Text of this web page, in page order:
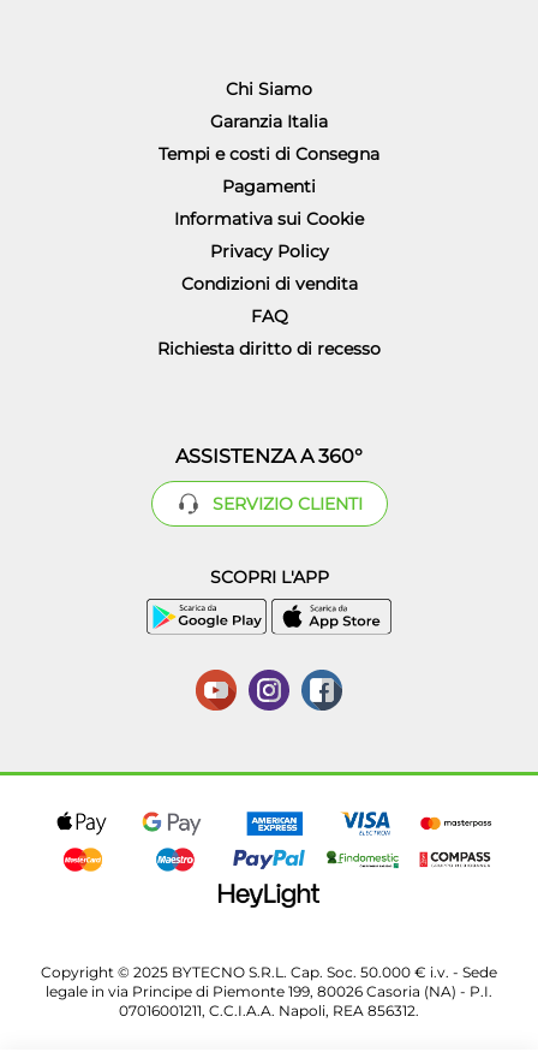
Chi Siamo
Garanzia Italia
Tempi e costi di Consegna
Pagamenti
Informativa sui Cookie
Privacy Policy
Condizioni di vendita
FAQ
Richiesta diritto di recesso
ASSISTENZA A 360°
SERVIZIO CLIENTI
SCOPRI L'APP
Copyright © 2025 BYTECNO S.R.L. Cap. Soc. 50.000 € i.v. - Sede
legale in via Principe di Piemonte 199, 80026 Casoria (NA) - P.I.
07016001211, C.C.I.A.A. Napoli, REA 856312.